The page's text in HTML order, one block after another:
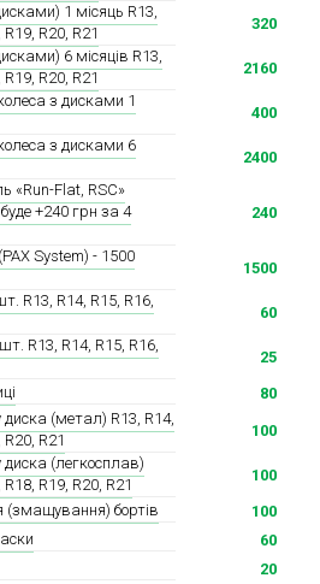
1 місяць R13,
R20, R21
320
6 місяців R13,
R20, R21
2160
з дисками 1
400
з дисками 6
2400
«Run-Flat, RSC»
+240 грн за 4
240
System) - 1500
1500
R13, R14, R15, R16,
60
R13, R14, R15, R16,
25
80
(метал) R13, R14,
R21
100
(легкосплав)
R19, R20, R21
100
(змащування) бортів
100
60
20